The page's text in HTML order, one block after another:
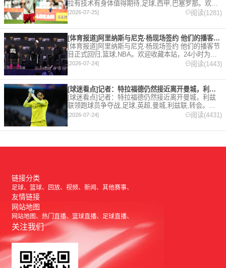
拉有技术有身体值得期待,足球,西甲,巴塞罗那。欢迎
收藏本站，24小时为你更新最新的足球，篮球体育资
讯。
[2026-07-25] 阅读(1281)
[体育报道]阿里纳斯与尼克·杨现场签约 他们的播客节目正式回
[体育报道]阿里纳斯与尼克·杨现场签约 他们的播客节
目正式回归,篮球,NBA。欢迎收藏本站，24小时为你
更新最新的足球，篮球体育资讯。
[2026-07-24] 阅读(1443)
[球迷看点]记者：特拉福德仍然接近离开曼城，利兹联领跑球员争
[球迷看点]记者：特拉福德仍然接近离开曼城，利兹
联领跑球员争夺战,足球,英超,曼城,利兹联,转会。欢
迎收藏本站，24小时为你更新最新的足球，篮球体育
资讯。
[2026-07-24] 阅读(4431)
链接分类
足球 篮球 回放 视频 新闻 其他赛事
友情链接
网站地图
网站地图 热门直播 篮球直播 足球直播
关注我们